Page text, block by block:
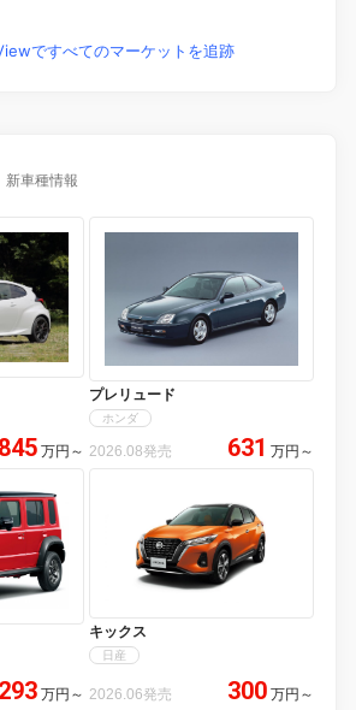
ですべてのマーケットを追跡
新車種情報
845 万円 ～
プレリュード
ホンダ
2026.08発売 631 万円 ～
293 万円 ～
キックス
日産
2026.06発売 300 万円 ～